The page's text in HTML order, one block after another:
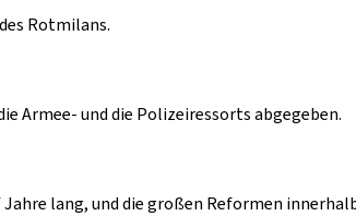
Rotmilans.
Armee- und die Polizeiressorts abgegeben.
lang, und die großen Reformen